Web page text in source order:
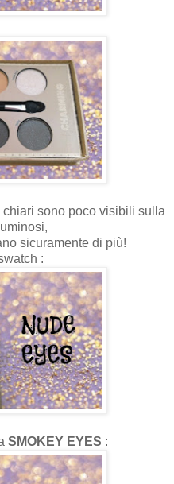
chiari sono poco visibili sulla
sicuramente di più!
:
SMOKEY EYES :